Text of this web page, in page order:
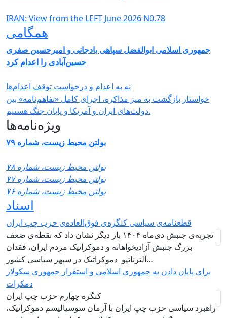
IRAN: View from the LEFT June 2026 N0.78
همگامی
جمهوری اسلامی ابوالفضل سپاهی بادجانی و امیرحسین صفری
حسین‌آبادی را اعدام کرد
نه به اعدام و درخواست توقف اعدام‌ها
خواستار بازگشت به میز مذاکره، اجرای کامل «تفاهم‌نامه» بین
دولت‌های ایران و آمریکا و پایان جنگ هستیم.
ویژه‌نامه‌ها
بولتن محیط زیست، شماره ۷۹
بولتن محیط زیست، شماره ۷۸
بولتن محیط زیست، شماره ۷۷
بولتن محیط زیست، شماره ۷۶
اسناد
قطعنامه‌ی سیاسی کنگره‌ی فوق‌العاده‌ی حزب چپ ایران
تجربه‌ی جنبش دی‌ماه ۱۴۰۴ بار دیگر نشان داد که نقطه‌ی ضعف
بزرگ جنبش آزادیخواهانه و دموکراتیک مردم ایران، فقدان
آلترناتیو دموکراتیک در سپهر سیاسی کشور…
برای پایان دادن به جمهوری اسلامی و استقرار جمهوری سکولار
دمکرات
کنگره چهارم حزب چپ ایران
راهبرد سياسی حزب چپ ایران با آرمان سوسیالیسم دموکراتیک،